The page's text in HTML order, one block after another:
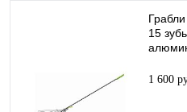
15
1 600